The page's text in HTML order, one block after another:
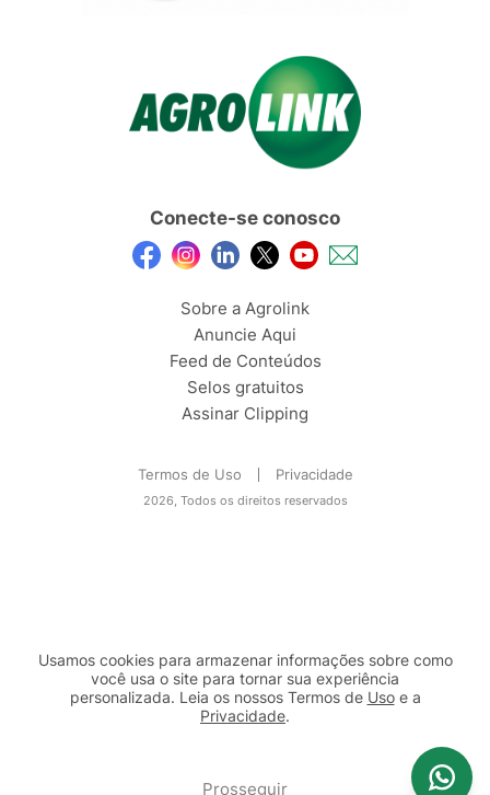
Conecte-se conosco
Sobre a Agrolink
Anuncie Aqui
Feed de Conteúdos
Selos gratuitos
Assinar Clipping
Termos de Uso Privacidade
2026, Todos os direitos reservados
Usamos cookies para armazenar informações sobre como
você usa o site para tornar sua experiência
personalizada. Leia os nossos Termos de Usoe a
Privacidade.
Prosseguir